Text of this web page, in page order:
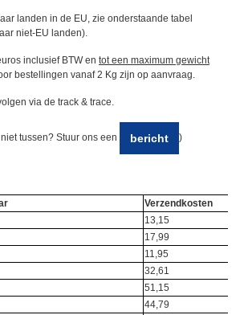
landen in de EU, zie onderstaande tabel
niet-EU landen).
inclusief BTW en tot een maximum gewicht
bestellingen vanaf 2 Kg zijn op aanvraag.
via de track & trace.
tussen? Stuur ons een bericht )
Verzendkosten
13,15
17,99
11,95
32,61
51,15
44,79